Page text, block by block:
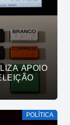
APOIO
POLÍTICA